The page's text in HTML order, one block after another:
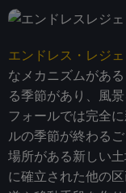
エンドレス・レジ
なメカニズムがあ
る季節があり、風
フォールでは完全
ルの季節が終わる
場所がある新しい
に確立された他の